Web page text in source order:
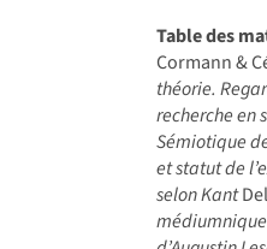
Table des
Cormann &
théorie.
recherche en
Sémiotique
et statut de
selon Kant
médiumnique